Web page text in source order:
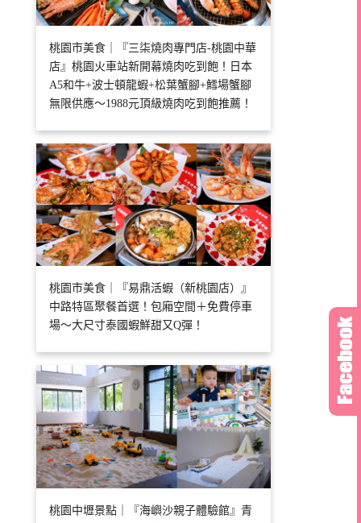
桃園市美食｜『三柒燒肉專門店-桃園中華
店』桃園火車站新開幕燒肉吃到飽！日本
A5和牛+波士頓龍蝦+松葉蟹腳+鱈場蟹腳
無限供應～1988元頂級燒肉吃到飽推薦！
桃園市美食｜『易鼎活蝦（新桃園店）』
中路特區聚餐首選！包廂空間＋免費停車
場～大尺寸泰國蝦鮮甜又Q彈！
桃園中壢景點｜『海嶼沙親子體驗館』青